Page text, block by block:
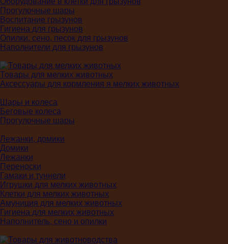
Прогулочные шары
Воспитание грызунов
Гигиена для грызунов
Опилки, сено, песок для грызунов
Наполнители для грызунов
Товары для мелких животных
Аксессуары для кормления я мелких животных
Шары и колеса
Беговые колеса
Прогулочные шары
Лежанки, домики
Домики
Лежанки
Переноски
Гамаки и туннели
Игрушки для мелких животных
Клетки для мелких животных
Амуниция для мелких животных
Гигиена для мелких животных
Наполнитель, сено и опилки